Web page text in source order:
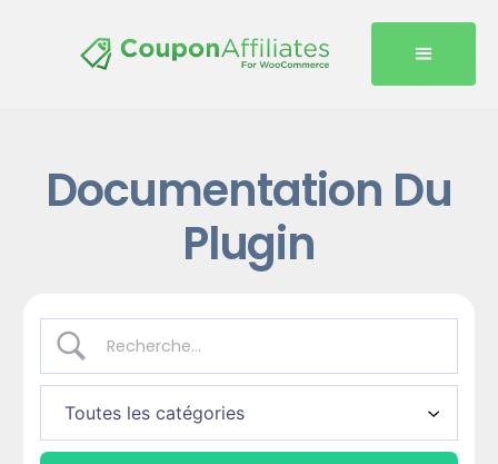
Documentation Du
Plugin